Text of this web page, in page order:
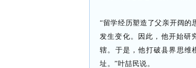
“留学经历塑造了父亲开阔的
发生变化。因此，他开始研
辖。于是，他打破县界思维
址。”叶喆民说。